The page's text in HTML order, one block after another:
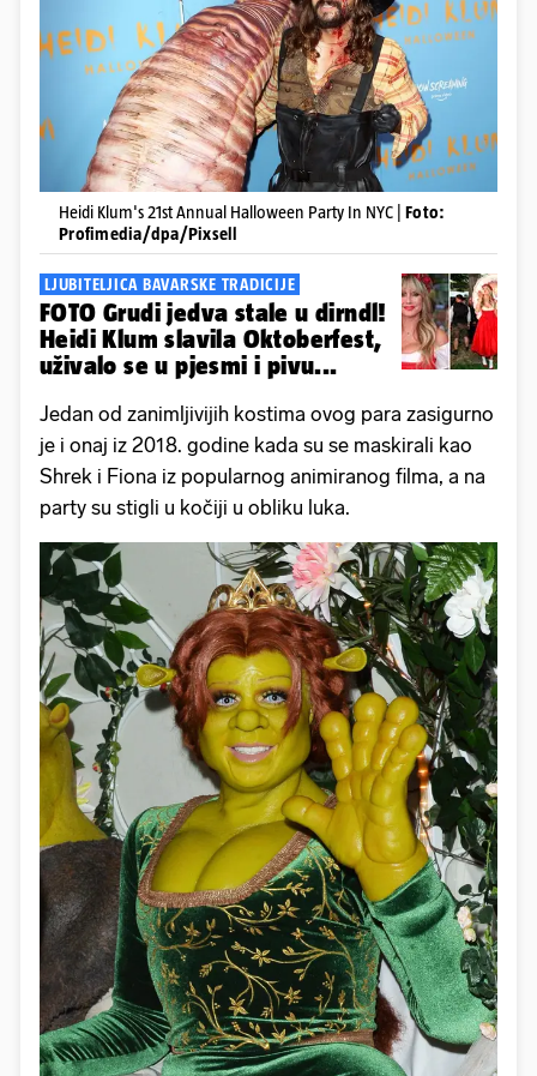
Heidi Klum's 21st Annual Halloween Party In NYC | Foto:
Profimedia/dpa/Pixsell
LJUBITELJICA BAVARSKE TRADICIJE
FOTO Grudi jedva stale u dirndl!
Heidi Klum slavila Oktoberfest,
uživalo se u pjesmi i pivu...
Jedan od zanimljivijih kostima ovog para zasigurno
je i onaj iz 2018. godine kada su se maskirali kao
Shrek i Fiona iz popularnog animiranog filma, a na
party su stigli u kočiji u obliku luka.